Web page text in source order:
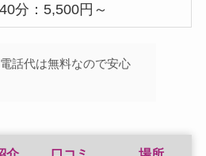
分：5,500円～
話代は無料なので安心